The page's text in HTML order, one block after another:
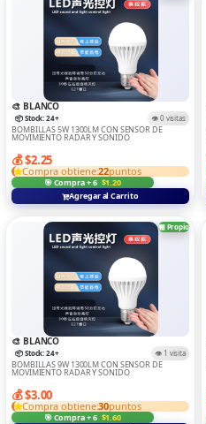
🎨 BLANCO
📦 Stock: 24+ 👁️ 0 visitas
BOMBILLAS 5W 1300LM CON SENSOR DE
MOVIMIENTO RADAR Y SONIDO
💰 $2.25
Compra obtiene:22puntos
🎯 Compra + 6 $1.20
Agregar al Carrito
🏪 Propio
🎨 BLANCO
📦 Stock: 24+ 👁️ 1 visita
BOMBILLAS 9W 1300LM CON SENSOR DE
MOVIMIENTO RADAR Y SONIDO
💰 $3.00
Compra obtiene:30puntos
🎯 Compra + 6 $1.60